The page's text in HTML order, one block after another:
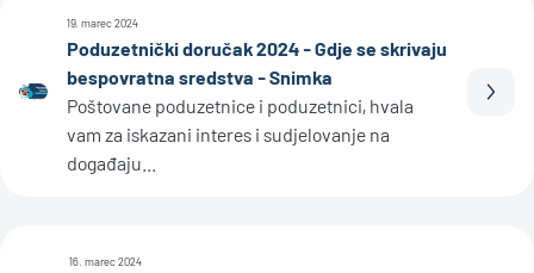
19. marec 2024
Poduzetnički doručak 2024 - Gdje se skrivaju
bespovratna sredstva - Snimka
Poštovane poduzetnice i poduzetnici, hvala
vam za iskazani interes i sudjelovanje na
događaju...
16. marec 2024